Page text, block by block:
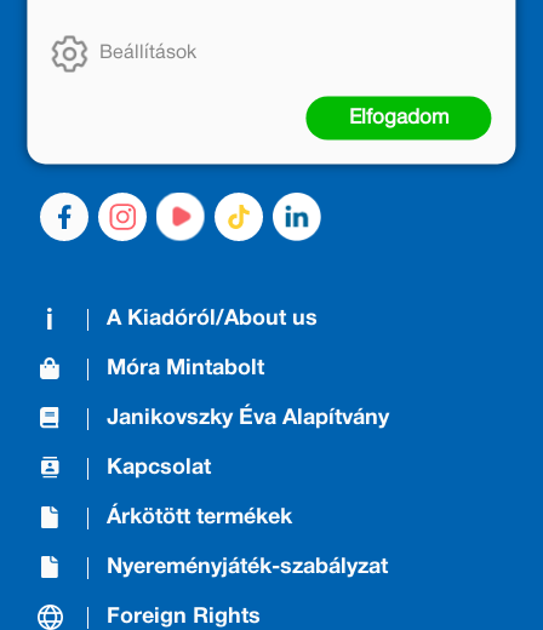
Kiadónk generációkat ajándékozott és ajándékoz meg az
szerető felnőttek lettek, akik mindezt továbbadták a
A Kiadóról/About us
Móra Mintabolt
Janikovszky Éva Alapítvány
Kapcsolat
Árkötött termékek
Nyereményjáték-szabályzat
Foreign Rights
Beállítások
Elfogadom